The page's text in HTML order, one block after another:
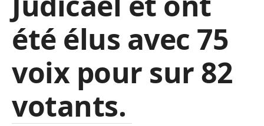
été élus avec 75
voix pour sur 82
votants.